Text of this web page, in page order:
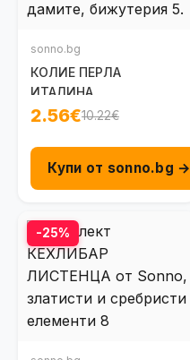
sonno.bg
КОЛИЕ ПЕРЛА
ИТАЛИНА
2.56€10.22€
Купи от sonno.bg →
-25%